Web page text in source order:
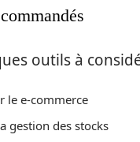
outils à
le e-commerce
gestion des stocks